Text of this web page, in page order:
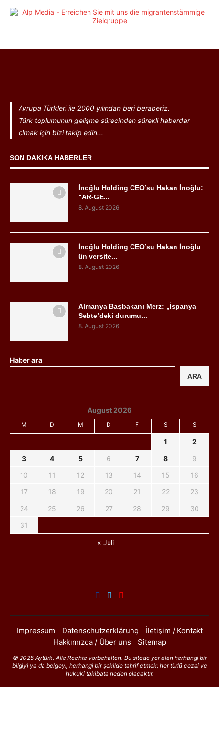
Avrupa Türkleri ile 2000 yılından beri beraberiz.
Türk toplumunun gelişme sürecinden sürekli haberdar
olmak için bizi takip edin...
SON DAKIKA HABERLER
İnoğlu Holding CEO’su Hakan İnoğlu:
“AR-GE...
8. August 2026
İnoğlu Holding CEO’su Hakan İnoğlu
üniversite...
8. August 2026
Almanya Başbakanı Merz: „İspanya,
Sebte’deki durumu...
8. August 2026
Haber ara
ARA
August 2026
M D M D F S S
1
2
3
4 5 6 7 8
9
10
11 12 13 14 15
16
17
18 19 20 21 22
23
24
25 26 27 28 29
30
31
« Juli
Impressum Datenschutzerklärung
İletişim / Kontakt
Hakkımızda / Über uns
Sitemap
© 2025 Aytürk. Alle Rechte vorbehalten. Bu sitede yer alan herhangi bir
bilgiyi ya da belgeyi, herhangi bir şekilde tahrif etmek; her türlü cezai ve
hukuki takibata neden olacaktır.